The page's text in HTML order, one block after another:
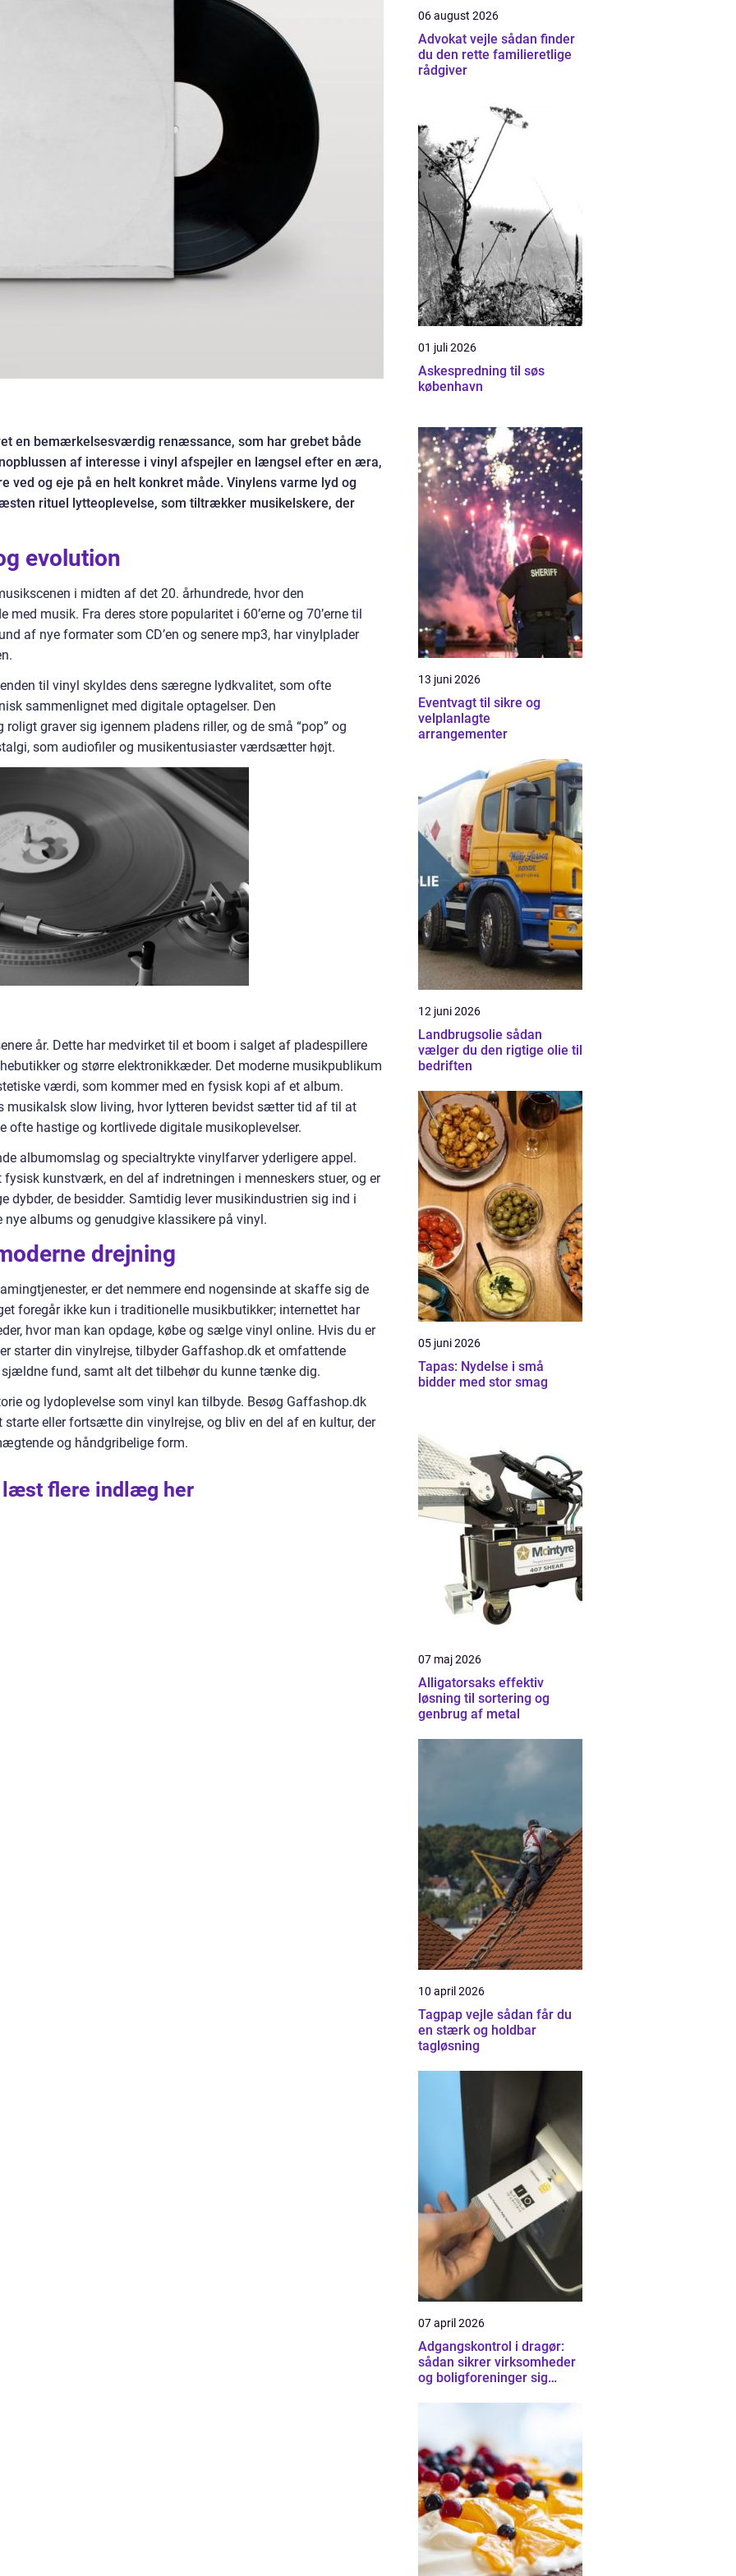
en bemærkelsesværdig renæssance, som har grebet både
af interesse i vinyl afspejler en længsel efter en æra,
ved og eje på en helt konkret måde. Vinylens varme lyd og
rituel lytteoplevelse, som tiltrækker musikelskere, der
evolution
i midten af det 20. århundrede, hvor den
med musik. Fra deres store popularitet i 60’erne og 70’erne til
af nye formater som CD’en og senere mp3, har vinylplader
til vinyl skyldes dens særegne lydkvalitet, som ofte
sammenlignet med digitale optagelser. Den
graver sig igennem pladens riller, og de små “pop” og
som audiofiler og musikentusiaster værdsætter højt.
år. Dette har medvirket til et boom i salget af pladespillere
og større elektronikkæder. Det moderne musikpublikum
værdi, som kommer med en fysisk kopi af et album.
musikalsk slow living, hvor lytteren bevidst sætter tid af til at
hastige og kortlivede digitale musikoplevelser.
albumomslag og specialtrykte vinylfarver yderligere appel.
kunstværk, en del af indretningen i menneskers stuer, og er
dybder, de besidder. Samtidig lever musikindustrien sig ind i
albums og genudgive klassikere på vinyl.
drejning
er det nemmere end nogensinde at skaffe sig de
foregår ikke kun i traditionelle musikbutikker; internettet har
hvor man kan opdage, købe og sælge vinyl online. Hvis du er
starter din vinylrejse, tilbyder Gaffashop.dk et omfattende
fund, samt alt det tilbehør du kunne tænke dig.
og lydoplevelse som vinyl kan tilbyde. Besøg Gaffashop.dk
eller fortsætte din vinylrejse, og bliv en del af en kultur, der
og håndgribelige form.
læst flere indlæg her
06 august 2026
Advokat vejle sådan finder
du den rette familieretlige
rådgiver
01 juli 2026
Askespredning til søs
københavn
13 juni 2026
Eventvagt til sikre og
velplanlagte
arrangementer
12 juni 2026
Landbrugsolie sådan
vælger du den rigtige olie til
bedriften
05 juni 2026
Tapas: Nydelse i små
bidder med stor smag
07 maj 2026
Alligatorsaks effektiv
løsning til sortering og
genbrug af metal
10 april 2026
Tagpap vejle sådan får du
en stærk og holdbar
tagløsning
07 april 2026
Adgangskontrol i dragør:
sådan sikrer virksomheder
og boligforeninger sig